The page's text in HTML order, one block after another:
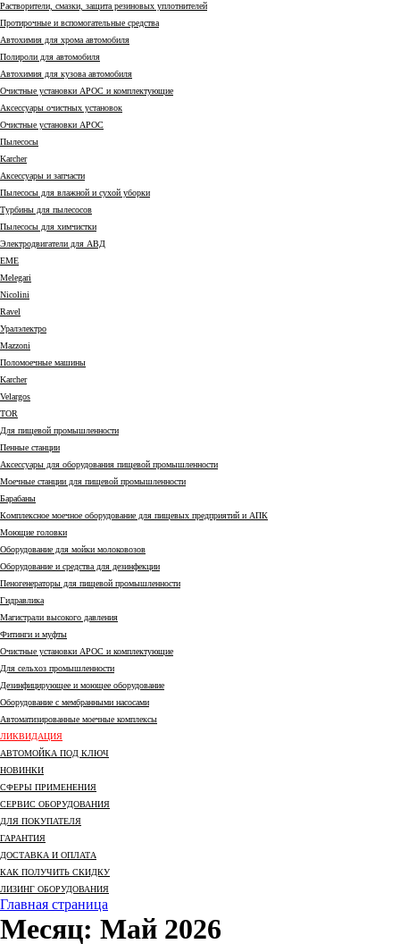
Растворители, смазки, защита резиновых уплотнителей
Протирочные и вспомогательные средства
Автохимия для хрома автомобиля
Полироли для автомобиля
Автохимия для кузова автомобиля
Очистные установки АРОС и комплектующие
Аксессуары очистных установок
Очистные установки АРОС
Пылесосы
Karcher
Аксессуары и запчасти
Пылесосы для влажной и сухой уборки
Турбины для пылесосов
Пылесосы для химчистки
Электродвигатели для АВД
EME
Melegari
Nicolini
Ravel
Уралэлектро
Mazzoni
Поломоечные машины
Karcher
Velargos
TOR
Для пищевой промышленности
Пенные станции
Аксессуары для оборудования пищевой промышленности
Моечные станции для пищевой промышленности
Барабаны
Комплексное моечное оборудование для пищевых предприятий и АПК
Моющие головки
Оборудование для мойки молоковозов
Оборудование и средства для дезинфекции
Пеногенераторы для пищевой промышленности
Гидравлика
Магистрали высокого давления
Фитинги и муфты
Очистные установки АРОС и комплектующие
Для сельхоз промышленности
Дезинфицирующее и моющее оборудование
Оборудование с мембранными насосами
Автоматизированные моечные комплексы
ЛИКВИДАЦИЯ
АВТОМОЙКА ПОД КЛЮЧ
НОВИНКИ
СФЕРЫ ПРИМЕНЕНИЯ
СЕРВИС ОБОРУДОВАНИЯ
ДЛЯ ПОКУПАТЕЛЯ
ГАРАНТИЯ
ДОСТАВКА И ОПЛАТА
КАК ПОЛУЧИТЬ СКИДКУ
ЛИЗИНГ ОБОРУДОВАНИЯ
Главная страница
Месяц: Май 2026